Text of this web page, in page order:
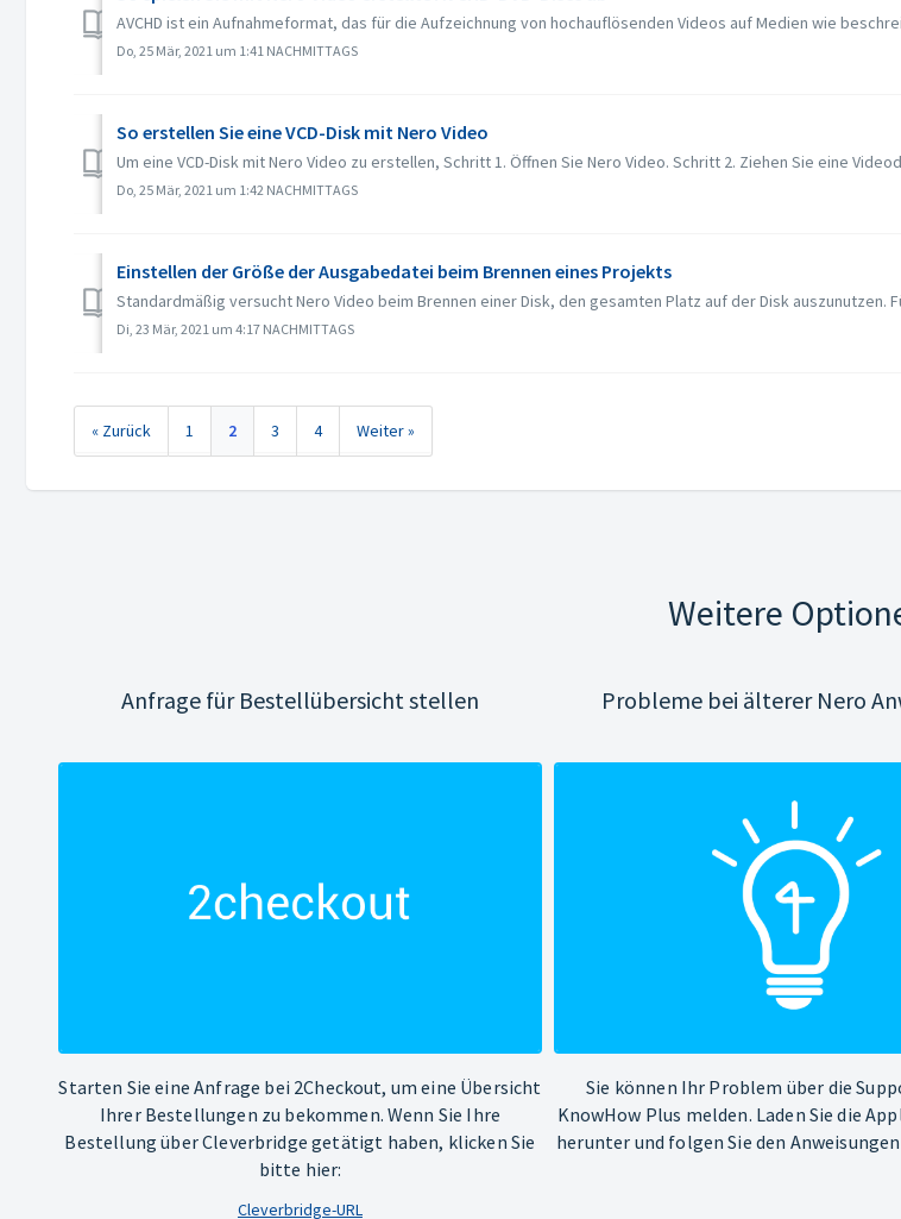
AVCHD ist ein Aufnahmeformat, das für die Aufzeichnung von hochauflösenden Videos auf Medien wie
Do, 25 Mär, 2021 um 1:41 NACHMITTAGS
So erstellen Sie eine VCD-Disk mit Nero Video
Um eine VCD-Disk mit Nero Video zu erstellen, Schritt 1. Öffnen Sie Nero Video. Schritt 2. Ziehen Sie eine
Do, 25 Mär, 2021 um 1:42 NACHMITTAGS
Einstellen der Größe der Ausgabedatei beim Brennen eines Projekts
Standardmäßig versucht Nero Video beim Brennen einer Disk, den gesamten Platz auf der Disk auszunutzen.
Di, 23 Mär, 2021 um 4:17 NACHMITTAGS
« Zurück 1 2 3 4 Weiter »
Weitere
Anfrage für Bestellübersicht stellen
Starten Sie eine Anfrage bei 2Checkout, um eine Übersicht
Ihrer Bestellungen zu bekommen. Wenn Sie Ihre
Bestellung über Cleverbridge getätigt haben, klicken Sie
bitte hier:
Cleverbridge-URL
Probleme bei älterer Nero
Sie können Ihr Problem über die
KnowHow Plus melden. Laden Sie die
herunter und folgen Sie den